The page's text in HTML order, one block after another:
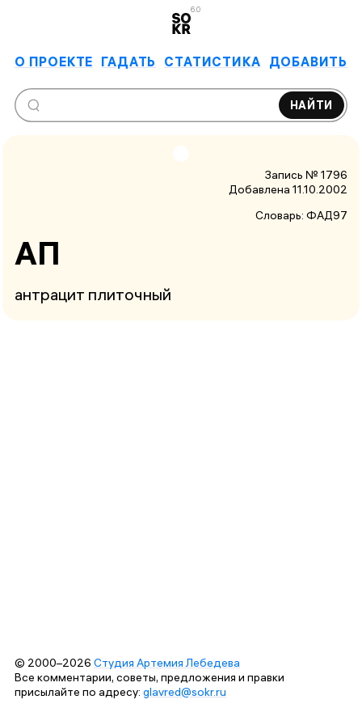
6.0
О ПРОЕКТЕ ГАДАТЬ СТАТИСТИКА ДОБАВИТЬ
НАЙТИ
Запись № 1796
Добавлена 11.10.2002
Словарь: ФАД97
АП
антрацит плиточный
© 2000–2026 Студия Артемия Лебедева
Все комментарии, советы, предложения и правки
присылайте по адресу: glavred@sokr.ru